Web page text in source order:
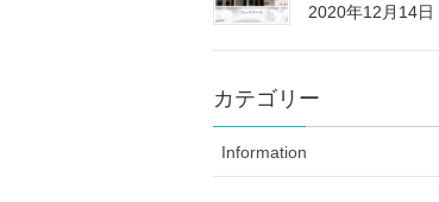
2020年12月14日
カテゴリー
Information